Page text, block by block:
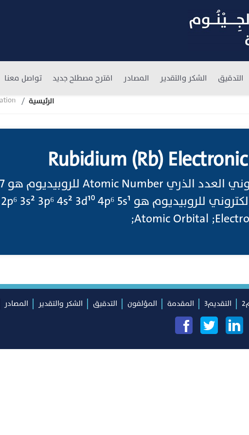
التدقيق الشكر والتقدير المصادر اقترح مصطلح جديد تواصل معنا
الرئيسية
Rubidium (Rb)
التقديم3 المقدمة المؤلفون التدقيق الشكر والتقدير المصادر